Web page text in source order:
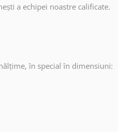
a echipei noastre calificate.
în special în dimensiuni: